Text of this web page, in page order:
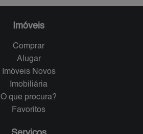
Imóveis
Comprar
Alugar
Imóveis Novos
Imobiliária
O que procura?
Favoritos